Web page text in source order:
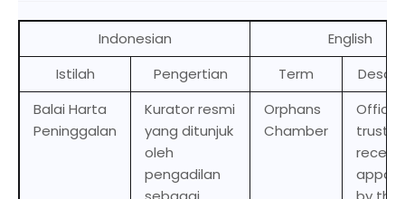
Indonesian
English
Istilah
Pengertian Term
Balai Harta
Peninggalan
Kurator resmi
yang ditunjuk
oleh
pengadilan
Orphans
Chamber
Official